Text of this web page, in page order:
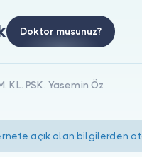
Doktor musunuz?
KL. PSK. Yasemin Öz
açık olan bilgilerden